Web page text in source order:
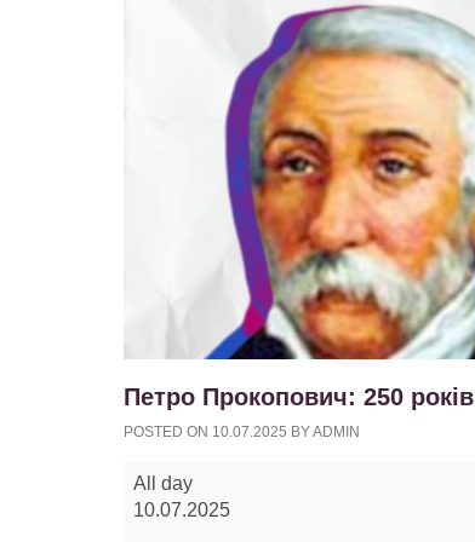
Петро Прокопович: 250 років
POSTED ON 10.07.2025 BYADMIN
Петро
Прокопович:
All day
10.07.2025